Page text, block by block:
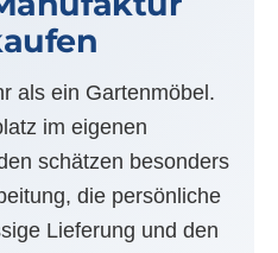
als ein Gartenmöbel.
im eigenen
schätzen besonders
die persönliche
Lieferung und den